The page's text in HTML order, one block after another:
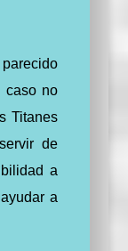
caso no
Titanes
de
a
a